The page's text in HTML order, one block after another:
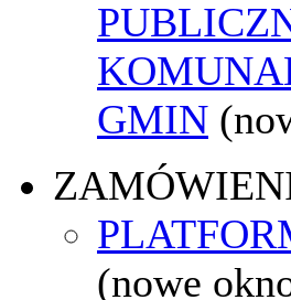
GMIN
(nowe